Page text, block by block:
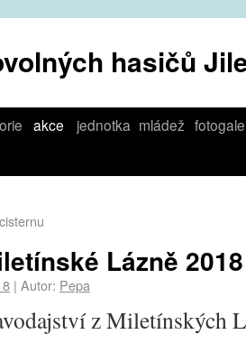
hasičů
akce jednotka mládež
Lázně 2018
| Autor: Pepa
z Miletínských